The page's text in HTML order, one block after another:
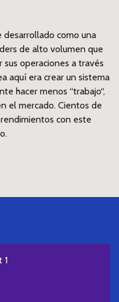
como una
de alto volumen que
sus operaciones a través
aquí era crear un sistema
hacer menos “trabajo“,
el mercado. Cientos de
con este